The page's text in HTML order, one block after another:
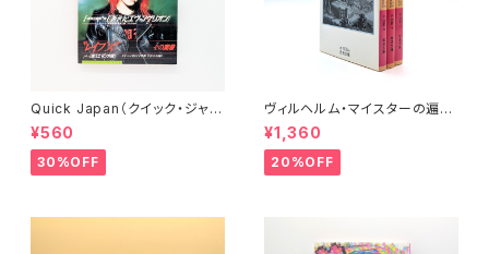
Quick Japan（クイック・ジャパ
ン）Vol.11
¥560
30%OFF
ヴィルヘルム・マイスターの遍歴
時代 (上)(中)(下)（岩波文庫）
¥1,360
20%OFF